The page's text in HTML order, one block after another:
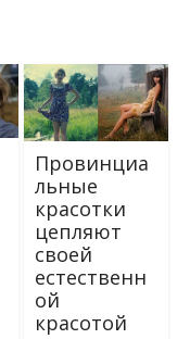
Провинциа
льные
красотки
цепляют
своей
естественн
ой
красотой